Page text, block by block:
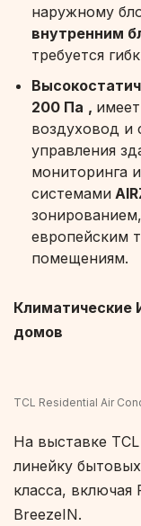
наружному
внутренним
требуется
200 Па ,
воздуховод и
управления
мониторинга
системами
европейским
помещениям.
домов
TCL Residential Air
На выставке
линейку
класса, включая
BreezeIN.